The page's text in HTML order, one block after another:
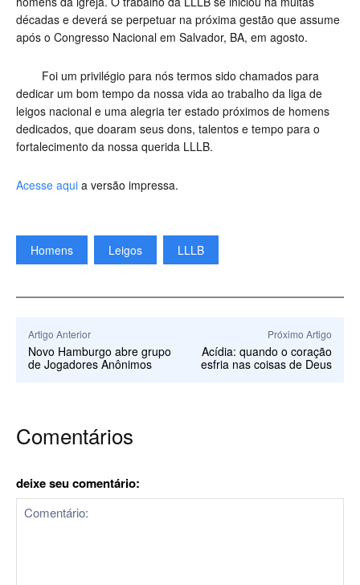
décadas e deverá se perpetuar na próxima gestão que assume
após o Congresso Nacional em Salvador, BA, em agosto.
Foi um privilégio para nós termos sido chamados para
dedicar um bom tempo da nossa vida ao trabalho da liga de
leigos nacional e uma alegria ter estado próximos de homens
dedicados, que doaram seus dons, talentos e tempo para o
fortalecimento da nossa querida LLLB.
Acesse aqui a versão impressa.
Homens Leigos LLLB
Artigo Anterior
Novo Hamburgo abre grupo
de Jogadores Anônimos
Próximo Artigo
Acídia: quando o coração
esfria nas coisas de Deus
Comentários
deixe seu comentário: